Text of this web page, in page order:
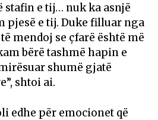
stafin e tij… nuk ka asnjë
pjesë e tij. Duke filluar nga
mendoj se çfarë është më
bërë tashmë hapin e
shumë gjatë
shtoi ai.
edhe për emocionet që